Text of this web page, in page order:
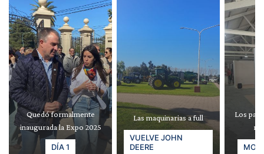
Quedó formalmente
inaugurada la Expo 2025
DÍA 1
Las maquinarias a full
VUELVE JOHN
DEERE
Los